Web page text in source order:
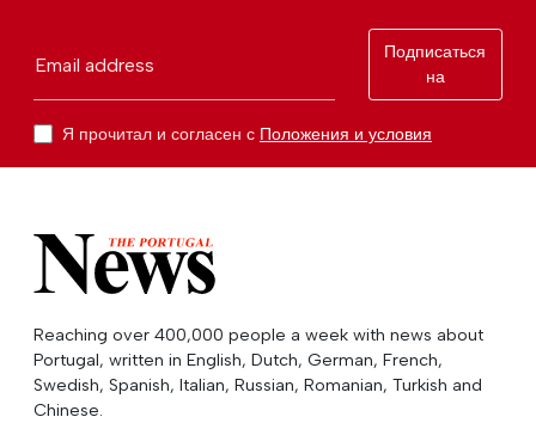
Email address
Подписаться
на
Я прочитал и согласен с Положения и условия
Reaching over 400,000 people a week with news about
Portugal, written in English, Dutch, German, French,
Swedish, Spanish, Italian, Russian, Romanian, Turkish and
Chinese.